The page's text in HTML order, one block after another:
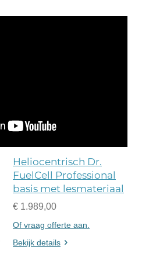
Heliocentrisch Dr.
FuelCell Professional
basis met lesmateriaal
€ 1.989,00
Of vraag offerte aan.
Bekijk details